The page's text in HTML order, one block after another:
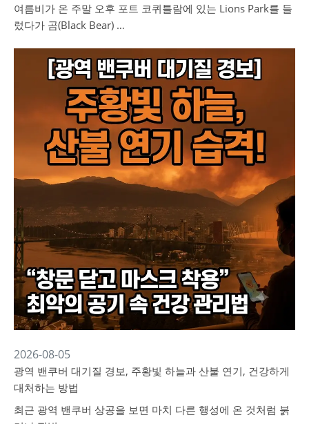
여름비가 온 주말 오후 포트 코퀴틀람에 있는 Lions Park를 들
렀다가 곰(Black Bear) …
2026-08-05
광역 밴쿠버 대기질 경보, 주황빛 하늘과 산불 연기, 건강하게
대처하는 방법
최근 광역 밴쿠버 상공을 보면 마치 다른 행성에 온 것처럼 붉